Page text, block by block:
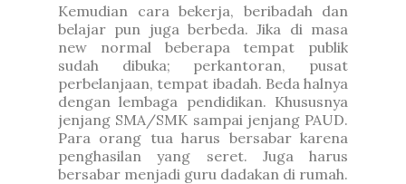
Kemudian cara bekerja, beribadah dan
belajar pun juga berbeda. Jika di masa
new normal beberapa tempat publik
sudah dibuka; perkantoran, pusat
perbelanjaan, tempat ibadah. Beda halnya
dengan lembaga pendidikan. Khususnya
jenjang SMA/SMK sampai jenjang PAUD.
Para orang tua harus bersabar karena
penghasilan yang seret. Juga harus
bersabar menjadi guru dadakan di rumah.